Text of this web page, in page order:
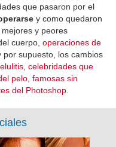
que pasaron por el
y como quedaron
mejores y peores
cuerpo, operaciones de
por supuesto, los cambios
celebridades que
pelo famosas sin
del Photoshop